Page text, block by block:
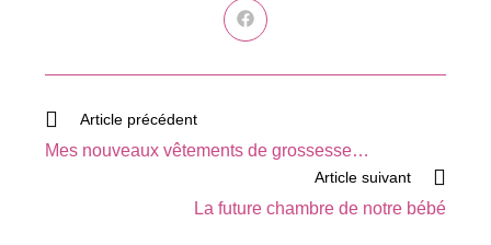
Ouvrir
dans
autre
Read
articles
Article précédent
Mes nouveaux vêtements de grossesse…
Article suivant
La future chambre de notre bébé